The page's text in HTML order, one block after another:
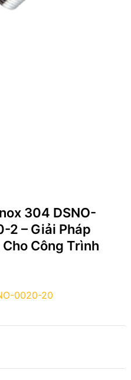
304 DSNO-
2 – Giải Pháp
Công Trình
0020-20